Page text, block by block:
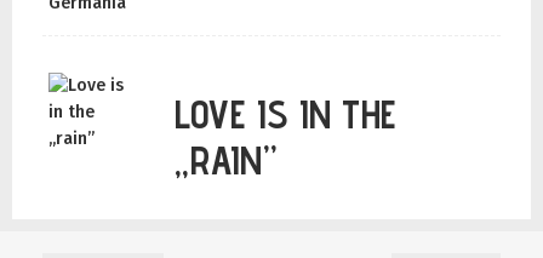
LOVE IS IN THE
„RAIN”